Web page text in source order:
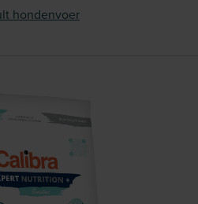
hondenvoer